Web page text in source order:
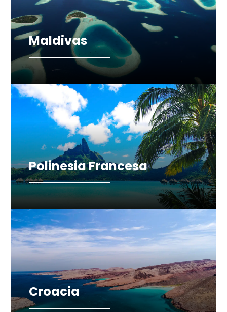
Maldivas
Polinesia Francesa
Croacia